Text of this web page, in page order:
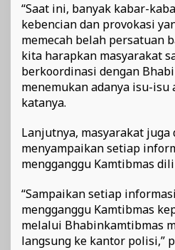
“Saat ini, banyak kabar-
kebencian dan provokasi
memecah belah persatuan
kita harapkan masyarakat
berkoordinasi dengan
menemukan adanya isu-isu
katanya.
Lanjutnya, masyarakat
menyampaikan setiap
mengganggu Kamtibmas
“Sampaikan setiap
mengganggu Kamtibmas
melalui Bhabinkamtibmas
langsung ke kantor polisi,”